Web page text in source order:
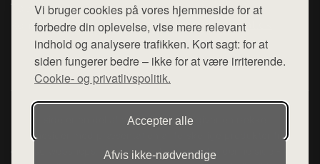
Vi bruger cookies på vores hjemmeside for at
forbedre din oplevelse, vise mere relevant
indhold og analysere trafikken. Kort sagt: for at
siden fungerer bedre – ikke for at være irriterende.
Cookie- og privatlivspolitik.
Accepter alle
Afvis ikke‑nødvendige
Top Rabatter
Kontakt
Mail: hej@want.dk
Cookie- og privatlivspolitik
Denne side er en del af want.dk, der udgiver en række
hjemmesider med præsentation af forskellige produkter fra
diverse webshops. Der sælges ikke varer fra denne side - vi